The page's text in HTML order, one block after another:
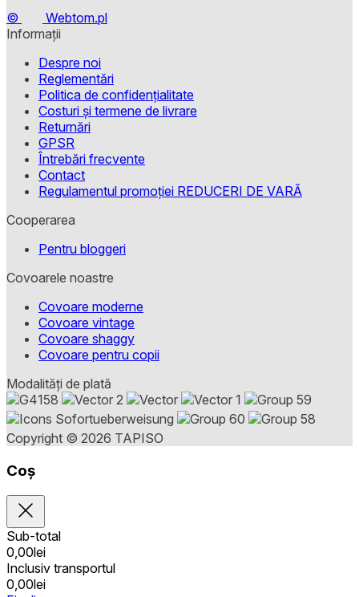
©
Webtom.pl
Informații
Despre noi
Reglementări
Politica de confidențialitate
Costuri și termene de livrare
Returnări
GPSR
Întrebări frecvente
Contact
Regulamentul promoției REDUCERI DE VARĂ
Cooperarea
Pentru bloggeri
Covoarele noastre
Covoare moderne
Covoare vintage
Covoare shaggy
Covoare pentru copii
Modalități de plată
Copyright © 2026 TAPISO
Coș
Sub-total
0,00lei
Inclusiv transportul
0,00lei